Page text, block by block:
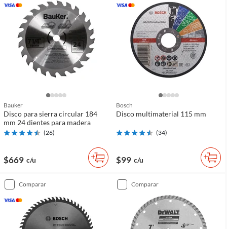
Bauker
Disco para sierra circular 184
mm 24 dientes para madera
(26)
$669 c/u
Bosch
Disco multimaterial 115 mm
(34)
$99 c/u
comparar comparar